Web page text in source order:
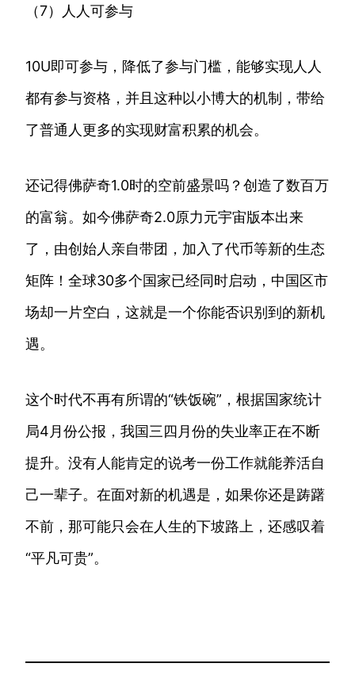
（7）人人可参与
10U即可参与，降低了参与门槛，能够实现人人
都有参与资格，并且这种以小博大的机制，带给
了普通人更多的实现财富积累的机会。
还记得佛萨奇1.0时的空前盛景吗？创造了数百万
的富翁。如今佛萨奇2.0原力元宇宙版本出来
了，由创始人亲自带团，加入了代币等新的生态
矩阵！全球30多个国家已经同时启动，中国区市
场却一片空白，这就是一个你能否识别到的新机
遇。
这个时代不再有所谓的“铁饭碗”，根据国家统计
局4月份公报，我国三四月份的失业率正在不断
提升。没有人能肯定的说考一份工作就能养活自
己一辈子。在面对新的机遇是，如果你还是踌躇
不前，那可能只会在人生的下坡路上，还感叹着
“平凡可贵”。